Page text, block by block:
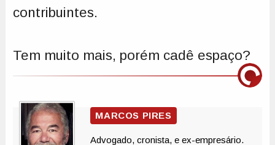
contribuintes.
Tem muito mais, porém cadê espaço?